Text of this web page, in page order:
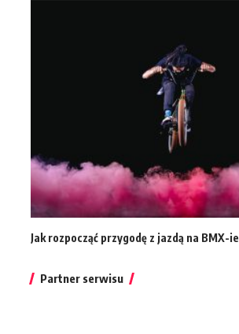
Jak rozpocząć przygodę z jazdą na BMX-ie
Partner serwisu